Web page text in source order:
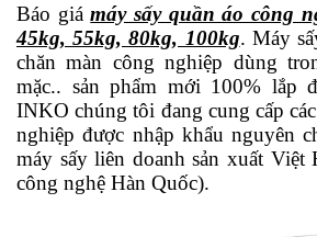
Báo giámáy sấy quần áo công
45kg, 55kg, 80kg, 100kg. Máy
chăn màn công nghiệp dùng
mặc.. sản phẩm mới 100% lắp
INKO chúng tôi đang cung cấp
nghiệp được nhập khẩu nguyên
máy sấy liên doanh sản xuất Việt
công nghệ Hàn Quốc).